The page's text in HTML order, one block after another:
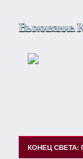
Выживание.
КОНЕЦ СВЕТА: